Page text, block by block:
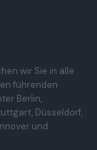
wir Sie in alle
führenden
Berlin,
Düsseldorf,
und